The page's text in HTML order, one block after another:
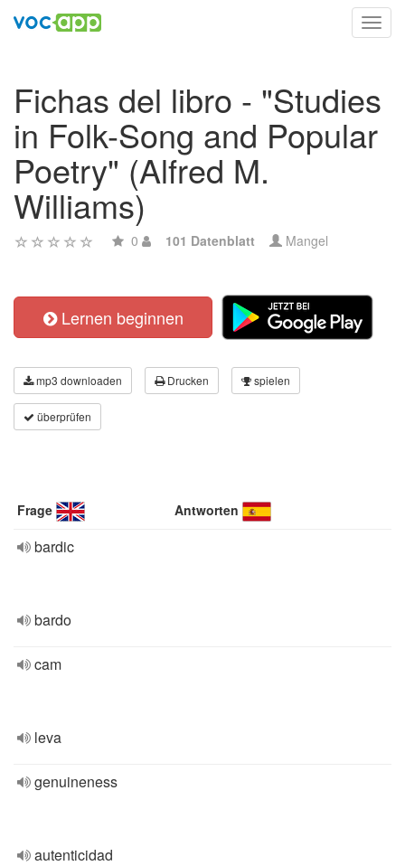
Fichas del libro - "Studies
in Folk-Song and Popular
Poetry" (Alfred M.
Williams)
0 101 Datenblatt Mangel
Lernen beginnen
mp3 downloaden Drucken spielen
überprüfen
Frage Antworten
bardic
bardo
cam
leva
genuineness
autenticidad